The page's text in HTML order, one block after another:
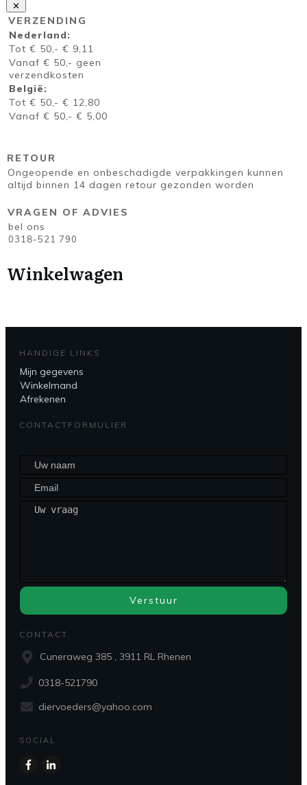
VERZENDING
Nederland:
Tot € 50,- € 9,11
Vanaf € 50,- geen
verzendkosten
België:
Tot € 50,- € 12,80
Vanaf € 50,- € 5,00
RETOUR
Ongeopende en onbeschadigde verpakkingen kunnen
altijd binnen 14 dagen retour gezonden worden
VRAGEN OF ADVIES
bel ons
0318-521 790
Winkelwagen
HANDIGE LINKS
Mijn gegevens
Winkelmand
Afrekenen
CONTACTFORMULIER
Verstuur
CONTACT
Cuneraweg 385 , 3911 RL Rhenen
0318-521790
diervoeders@yahoo.com
SOCIAL